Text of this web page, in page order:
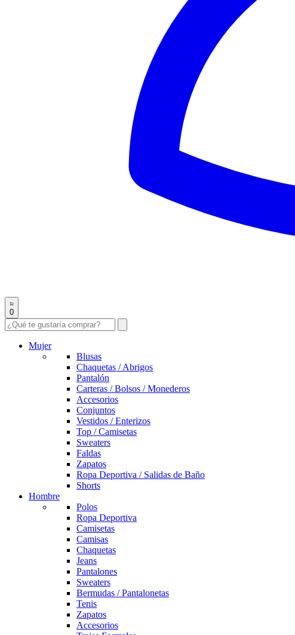
0
Mujer
Blusas
Chaquetas / Abrigos
Pantalón
Carteras / Bolsos / Monederos
Accesorios
Conjuntos
Vestidos / Enterizos
Top / Camisetas
Sweaters
Faldas
Zapatos
Ropa Deportiva / Salidas de Baño
Shorts
Hombre
Polos
Ropa Deportiva
Camisetas
Camisas
Chaquetas
Jeans
Pantalones
Sweaters
Bermudas / Pantalonetas
Tenis
Zapatos
Accesorios